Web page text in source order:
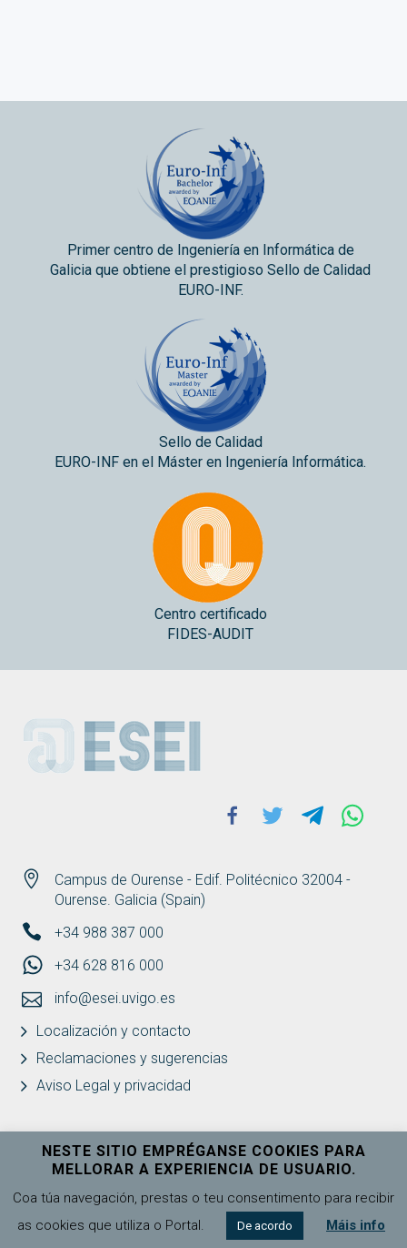
Primer centro de Ingeniería en Informática de
Galicia que obtiene el prestigioso Sello de Calidad
EURO-INF.
Sello de Calidad
EURO-INF en el Máster en Ingeniería Informática.
Centro certificado
FIDES-AUDIT
ESEI
Campus de Ourense - Edif. Politécnico 32004 -
Ourense. Galicia (Spain)
+34 988 387 000
+34 628 816 000
info@esei.uvigo.es
Localización y contacto
Reclamaciones y sugerencias
Aviso Legal y privacidad
Facebook
Twitter Telegram
NESTE SITIO EMPRÉGANSE COOKIES PARA
MELLORAR A EXPERIENCIA DE USUARIO.
Coa túa navegación, prestas o teu consentimento para recibir
as cookies que utiliza o Portal.
De acordo Máis info